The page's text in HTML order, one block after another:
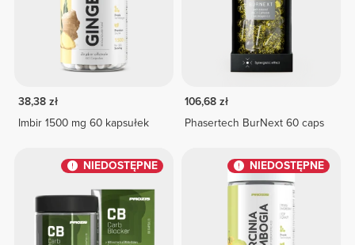
38,38 zł
Imbir 1500 mg 60 kapsułek
106,68 zł
Phasertech BurNext 60 caps
NIEDOSTĘPNE NIEDOSTĘPNE